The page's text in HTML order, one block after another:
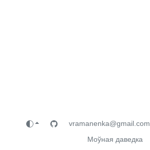
vramanenka@gmail.com
Моўная даведка